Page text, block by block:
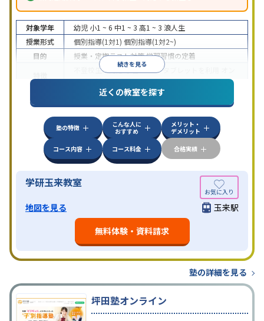
続きを見る
対象学年 幼児 小1 ~ 6 中1 ~ 3 高1 ~ 3 浪人生
授業形式
個別指導(1対1) 個別指導(1対2~)
目的
授業・定期テスト対策学習習慣の定着
不登校生に対応学習にPC・タブレットを利用
ライン対応
近くの教室を探す
塾の特徴
こんな人に
おすすめ
メリット・
デメリット
コース内容
コース料金 合格実績
学研玉来教室
地図を見る
玉来駅
無料体験・資料請求
塾の詳細を見る
坪田塾オンライン